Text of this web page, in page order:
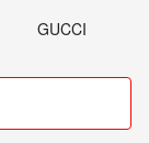
GUCCI